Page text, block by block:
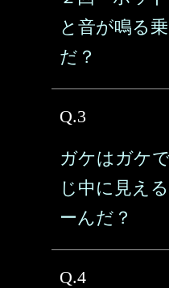
と音が鳴る
だ？
Q.3
ガケはガケ
じ中に見え
ーんだ？
Q.4